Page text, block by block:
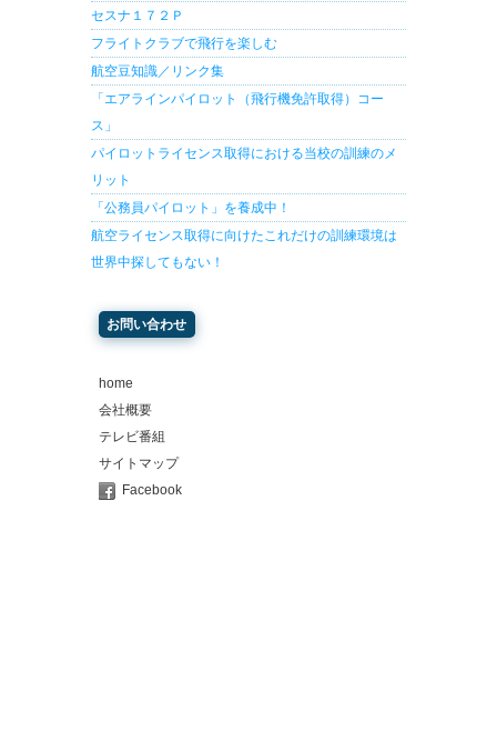
セスナ１７２Ｐ
フライトクラブで飛行を楽しむ
航空豆知識／リンク集
「エアラインパイロット（飛行機免許取得）コー
ス」
パイロットライセンス取得における当校の訓練のメ
リット
「公務員パイロット」を養成中！
航空ライセンス取得に向けたこれだけの訓練環境は
世界中探してもない！
お問い合わせ
home
会社概要
テレビ番組
サイトマップ
Facebook